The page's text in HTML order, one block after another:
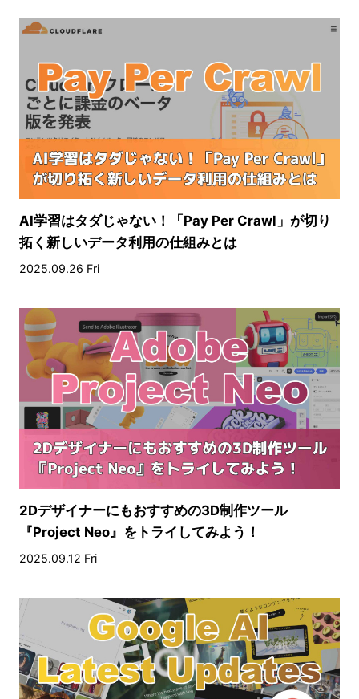
AI学習はタダじゃない！「Pay Per Crawl」が切り
拓く新しいデータ利用の仕組みとは
2025.09.26 Fri
2Dデザイナーにもおすすめの3D制作ツール
『Project Neo』をトライしてみよう！
2025.09.12 Fri